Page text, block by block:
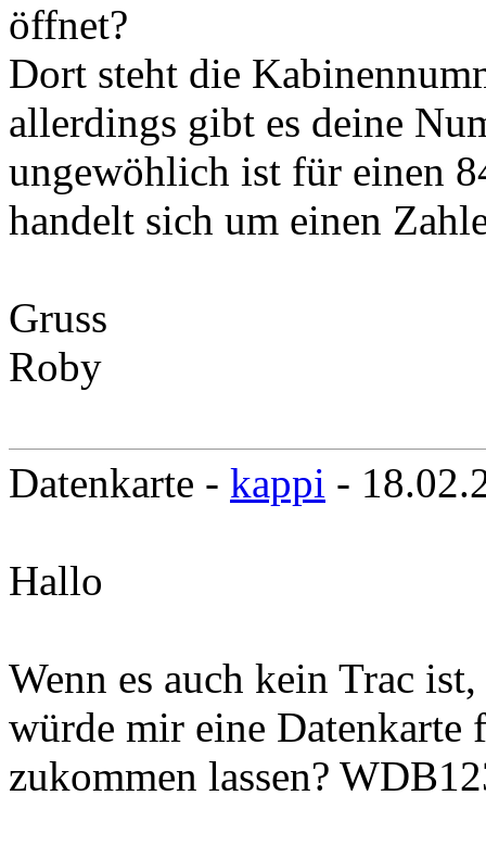
öffnet?
Dort steht die
allerdings gibt es deine
ungewöhlich ist für einen
handelt sich um einen
Gruss
Roby
Datenkarte - kappi -
Hallo
Wenn es auch kein Trac
würde mir eine Datenkarte
zukommen lassen?